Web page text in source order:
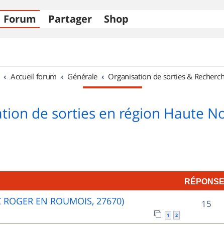
Forum Partager Shop
Accueil forum Générale Organisation de sorties &
de sorties en région Haute
EN ROUMOIS, 27670)
1 2
15R
é